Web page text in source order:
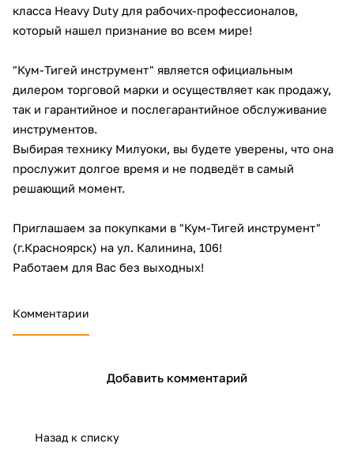
класса Heavy Duty для рабочих-профессионалов,
который нашел признание во всем мире!
"Кум-Тигей инструмент" является официальным
дилером торговой марки и осуществляет как продажу,
так и гарантийное и послегарантийное обслуживание
инструментов.
Выбирая технику Милуоки, вы будете уверены, что она
прослужит долгое время и не подведёт в самый
решающий момент.
Приглашаем за покупками в "Кум-Тигей инструмент"
(г.Красноярск) на ул. Калинина, 106!
Работаем для Вас без выходных!
Комментарии
Добавить комментарий
Назад к списку
Оставшиеся75% будут
списыватьсяс вашей карты
Подробнее
об оплате Плайтом
25
Остались вопросы?
8 800 302-02-51
plait.ru